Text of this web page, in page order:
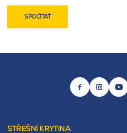
SPOČÍTAŤ
STŘEŠNÍ KRYTINA